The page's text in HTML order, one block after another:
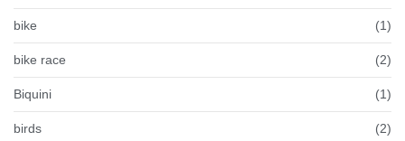
bike (1)
bike race (2)
Biquini (1)
birds (2)